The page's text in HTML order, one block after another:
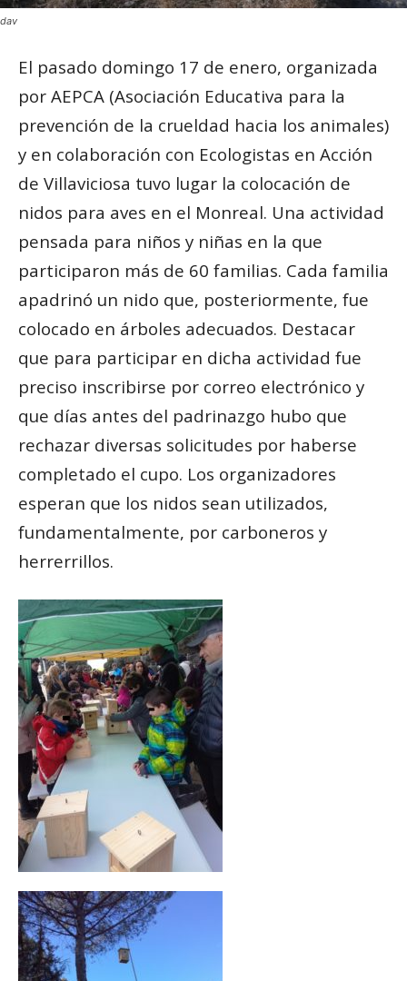
dav
El pasado domingo 17 de enero, organizada
por AEPCA (Asociación Educativa para la
prevención de la crueldad hacia los animales)
y en colaboración con Ecologistas en Acción
de Villaviciosa tuvo lugar la colocación de
nidos para aves en el Monreal. Una actividad
pensada para niños y niñas en la que
participaron más de 60 familias. Cada familia
apadrinó un nido que, posteriormente, fue
colocado en árboles adecuados. Destacar
que para participar en dicha actividad fue
preciso inscribirse por correo electrónico y
que días antes del padrinazgo hubo que
rechazar diversas solicitudes por haberse
completado el cupo. Los organizadores
esperan que los nidos sean utilizados,
fundamentalmente, por carboneros y
herrerrillos.